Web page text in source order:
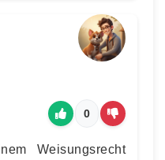
0
Weisungsrecht